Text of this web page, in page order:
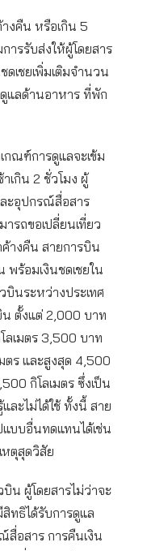
งคืน หรือเกิน 5
ารรับส่งให้ผู้โดยสาร
เชยเพิ่มเติมจำนวน
แลด้านอาหาร ที่พัก
กณฑ์การดูแลจะเข้ม
เกิน 2 ชั่วโมง ผู้
ละอุปกรณ์สื่อสาร
ารถขอเปลี่ยนเที่ยว
างคืน สายการบิน
ร้อมเงินชดเชยใน
บินระหว่างประเทศ
น ตั้งแต่ 2,000 บาท
ลเมตร 3,500 บาท
ตร และสูงสุด 4,500
กิโลเมตร ซึ่งเป็น
ละไม่ได้ใช้ ทั้งนี้ สาย
แบบอื่นทดแทนได้เช่น
หตุสุดวิสัย
น ผู้โดยสารไม่ว่าจะ
สิทธิได้รับการดูแล
สื่อสาร การคืนเงิน